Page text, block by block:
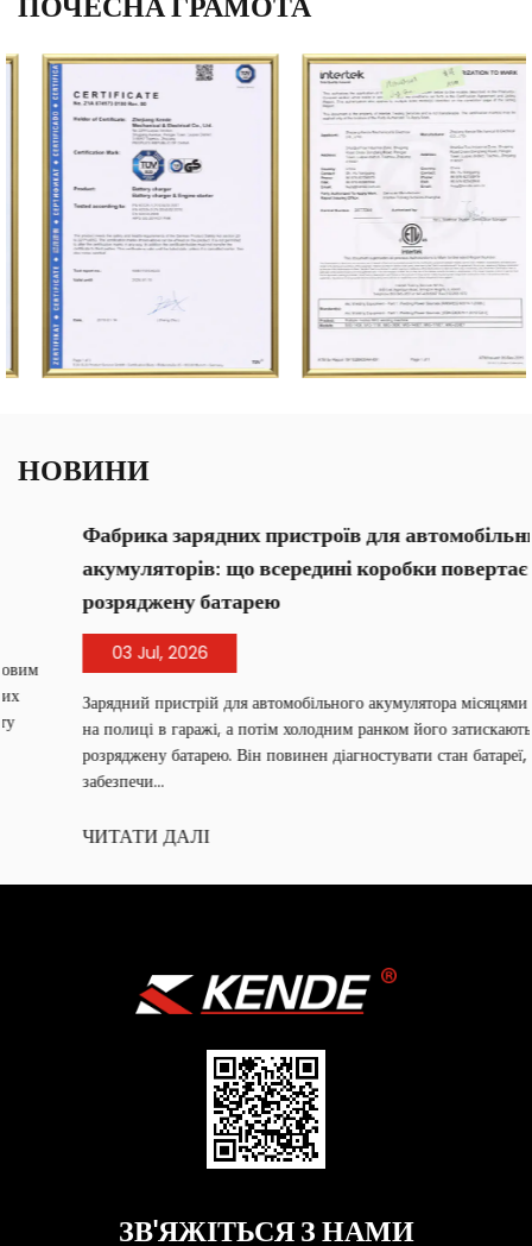
НОВИНИ
Фабрика зарядних пристроїв для автомобільних
акумуляторів: що всередині коробки повертає
розряджену батарею
03 Jul, 2026
Зарядний пристрій для автомобільного акумулятора місяцями стоїть
на полиці в гаражі, а потім холодним ранком його затискають на
розряджену батарею. Він повинен діагностувати стан батареї,
забезпечи...
ЧИТАТИ ДАЛІ
ЗВ'ЯЖІТЬСЯ З НАМИ